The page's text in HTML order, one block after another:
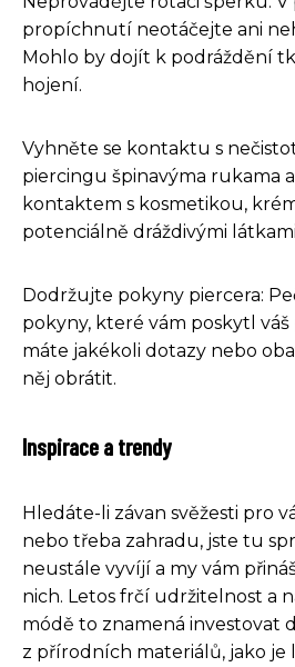
propíchnutí neotáčejte ani
Mohlo by dojít k podráždění
hojení.
Vyhněte se kontaktu s
piercingu špinavýma rukama
kontaktem s kosmetikou,
potenciálně dráždivými
Dodržujte pokyny piercera:
pokyny, které vám poskytl
máte jakékoli dotazy nebo
něj obrátit.
Inspirace a trendy
Hledáte-li závan svěžesti pro
nebo třeba zahradu, jste tu
neustále vyvíjí a my vám
nich. Letos frčí udržitelnost a
módě to znamená investovat
z přírodních materiálů, jako je